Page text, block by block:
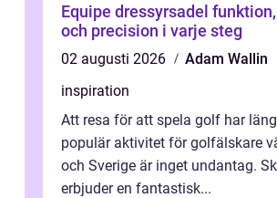
Equipe dressyrsadel funktion, känsla
och precision i varje steg
02 augusti 2026
Adam Wallin
inspiration
Att resa för att spela golf har
populär aktivitet för golfälskare
och Sverige är inget undantag.
erbjuder en fantastisk...